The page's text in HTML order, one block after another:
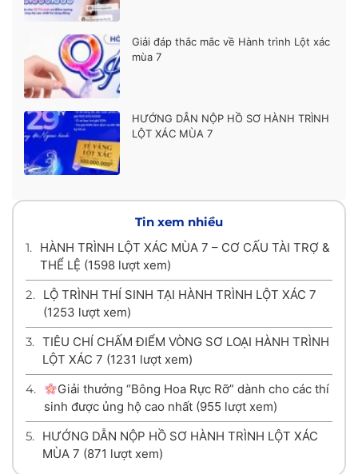
Giải đáp thắc mắc về Hành trình Lột xác
mùa 7
HƯỚNG DẪN NỘP HỒ SƠ HÀNH TRÌNH
LỘT XÁC MÙA 7
Tin xem nhiều
1. HÀNH TRÌNH LỘT XÁC MÙA 7 – CƠ CẤU TÀI TRỢ &
THỂ LỆ (1598 lượt xem)
2.
LỘ TRÌNH THÍ SINH TẠI HÀNH TRÌNH LỘT XÁC 7
(1253 lượt xem)
3. TIÊU CHÍ CHẤM ĐIỂM VÒNG SƠ LOẠI HÀNH TRÌNH
LỘT XÁC 7 (1231 lượt xem)
4.
Giải thưởng “Bông Hoa Rực Rỡ” dành cho các thí
sinh được ủng hộ cao nhất (955 lượt xem)
5. HƯỚNG DẪN NỘP HỒ SƠ HÀNH TRÌNH LỘT XÁC
MÙA 7 (871 lượt xem)